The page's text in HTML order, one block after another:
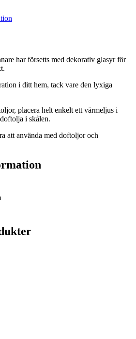
har försetts med dekorativ glasyr för
i ditt hem, tack vare den lyxiga
placera helt enkelt ett värmeljus i
i skålen.
att använda med doftoljor och